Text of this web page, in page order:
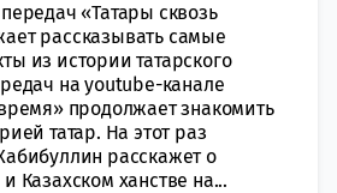
«Татары сквозь
рассказывать самые
из истории татарского
на youtube-канале
продолжает знакомить
татар. На этот раз
расскажет о
Казахском ханстве на...